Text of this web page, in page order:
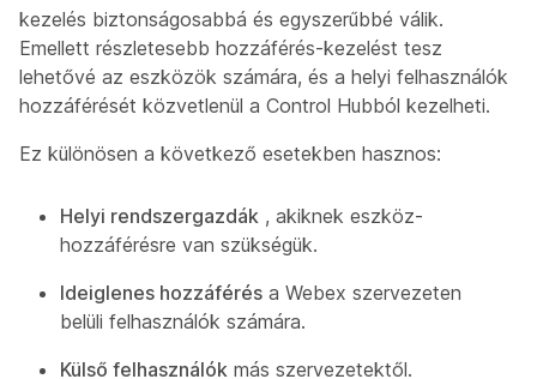
kezelés biztonságosabbá és egyszerűbbé válik.
Emellett részletesebb hozzáférés-kezelést tesz
lehetővé az eszközök számára, és a helyi felhasználók
hozzáférését közvetlenül a Control Hubból kezelheti.
Ez különösen a következő esetekben hasznos:
Helyi rendszergazdák , akiknek eszköz-
hozzáférésre van szükségük.
Ideiglenes hozzáférés a Webex szervezeten
belüli felhasználók számára.
Külső felhasználók más szervezetektől.